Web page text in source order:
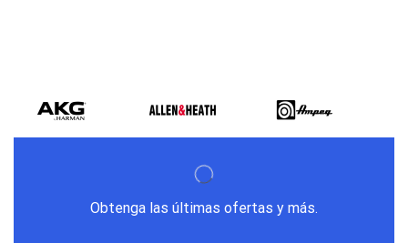
Obtenga las últimas ofertas y más.